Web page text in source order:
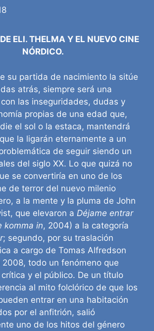
ELI. THELMA Y EL NUEVO CINE
NÓRDICO.
su partida de nacimiento la sitúe
atrás, siempre será una
las inseguridades, dudas y
propias de una edad que,
el sol o la estaca, mantendrá
la ligarán eternamente a un
de seguir siendo un
del siglo XX. Lo que quizá no
se convertiría en uno de los
de terror del nuevo milenio
a la mente y la pluma de John
que elevaron a Déjame entrar
komma in, 2004) a la categoría
; segundo, por su traslación
a cargo de Tomas Alfredson
todo un fenómeno que
y el público. De un título
al mito folclórico de que los
entrar en una habitación
por el anfitrión, salió
uno de los hitos del género